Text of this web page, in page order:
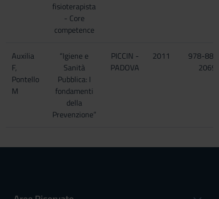
fisioterapista
- Core
competence
Auxilia
F,
Pontello
M
“Igiene e
Sanità
Pubblica: I
fondamenti
della
Prevenzione”
PICCIN -
PADOVA
2011
978-